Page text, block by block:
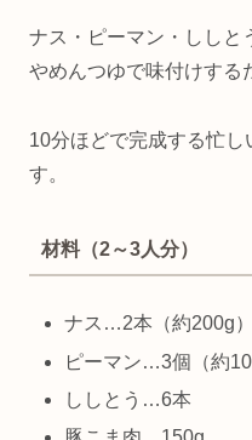
ナス・ピーマン・ししと
やめんつゆで味付けする
10分ほどで完成する忙
す。
材料（2～3人分）
ナス…2本（約200g）
ピーマン…3個（約
ししとう…6本